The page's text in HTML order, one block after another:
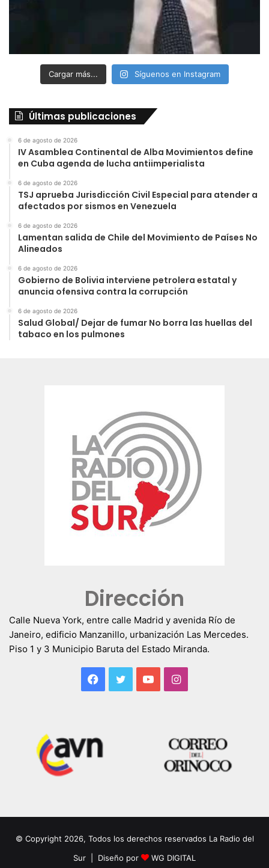
Cargar más... Síguenos en Instagram
Últimas publicaciones
6 de agosto de 2026
IV Asamblea Continental de Alba Movimientos define
en Cuba agenda de lucha antiimperialista
6 de agosto de 2026
TSJ aprueba Jurisdicción Civil Especial para atender a
afectados por sismos en Venezuela
6 de agosto de 2026
Lamentan salida de Chile del Movimiento de Países No
Alineados
6 de agosto de 2026
Gobierno de Bolivia interviene petrolera estatal y
anuncia ofensiva contra la corrupción
6 de agosto de 2026
Salud Global/ Dejar de fumar No borra las huellas del
tabaco en los pulmones
Dirección
Calle Nueva York, entre calle Madrid y avenida Río de
Janeiro, edificio Manzanillo, urbanización Las Mercedes.
Piso 1 y 3 Municipio Baruta del Estado Miranda.
Facebook
TwitterYouTubeInstagram
© Copyright 2026, Todos los derechos reservados La Radio del
Sur | Diseño por
WG DIGITAL